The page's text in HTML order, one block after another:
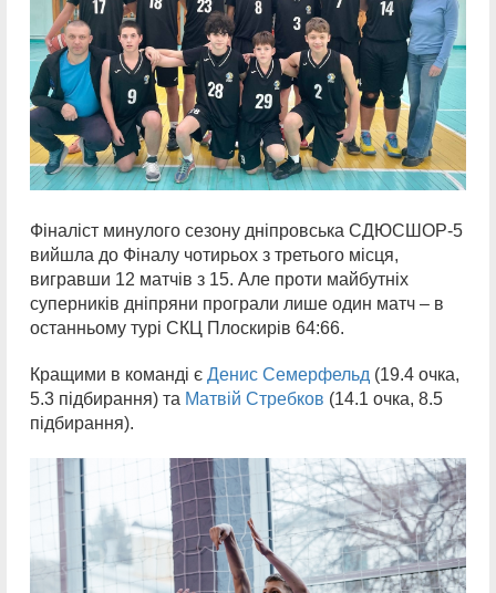
Фіналіст минулого сезону дніпровська СДЮСШОР-5
вийшла до Фіналу чотирьох з третього місця,
вигравши 12 матчів з 15. Але проти майбутніх
суперників дніпряни програли лише один матч – в
останньому турі СКЦ Плоскирів 64:66.
Кращими в команді є Денис Семерфельд (19.4 очка,
5.3 підбирання) та Матвій Стребков (14.1 очка, 8.5
підбирання).